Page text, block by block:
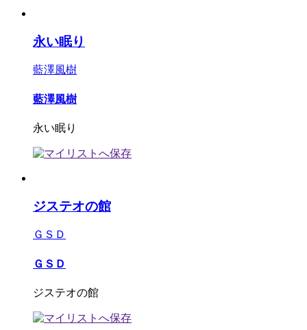
永い眠り
藍澤風樹
藍澤風樹
永い眠り
ジステオの館
ＧＳＤ
ＧＳＤ
ジステオの館